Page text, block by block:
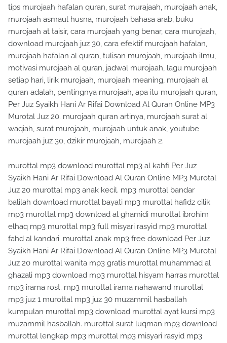
tips murojaah hafalan quran, surat murajaah, murojaah anak,
murojaah asmaul husna, murojaah bahasa arab, buku
murojaah at taisir, cara murojaah yang benar, cara murojaah,
download murojaah juz 30, cara efektif murojaah hafalan,
murojaah hafalan al quran, tulisan murojaah, murojaah ilmu,
motivasi murojaah al quran, jadwal murojaah, lagu murojaah
setiap hari, lirik murojaah, murojaah meaning, murojaah al
quran adalah, pentingnya murojaah, apa itu murojaah quran,
Per Juz Syaikh Hani Ar Rifai Download Al Quran Online MP3
Murotal Juz 20. murojaah quran artinya, murojaah surat al
waqiah, surat murojaah, murojaah untuk anak, youtube
murojaah juz 30, dzikir murojaah, murojaah 2.
murottal mp3 download murottal mp3 al kahfi Per Juz
Syaikh Hani Ar Rifai Download Al Quran Online MP3 Murotal
Juz 20 murottal mp3 anak kecil. mp3 murottal bandar
balilah download murottal bayati mp3 murottal hafidz cilik
mp3 murottal mp3 download al ghamidi murottal ibrohim
elhaq mp3 murottal mp3 full misyari rasyid mp3 murottal
fahd al kandari. murottal anak mp3 free download Per Juz
Syaikh Hani Ar Rifai Download Al Quran Online MP3 Murotal
Juz 20 murottal wanita mp3 gratis murottal muhammad al
ghazali mp3 download mp3 murottal hisyam harras murottal
mp3 irama rost. mp3 murottal irama nahawand murottal
mp3 juz 1 murottal mp3 juz 30 muzammil hasballah
kumpulan murottal mp3 download murottal ayat kursi mp3
muzammil hasballah. murottal surat luqman mp3 download
murottal lengkap mp3 murottal mp3 misyari rasyid mp3